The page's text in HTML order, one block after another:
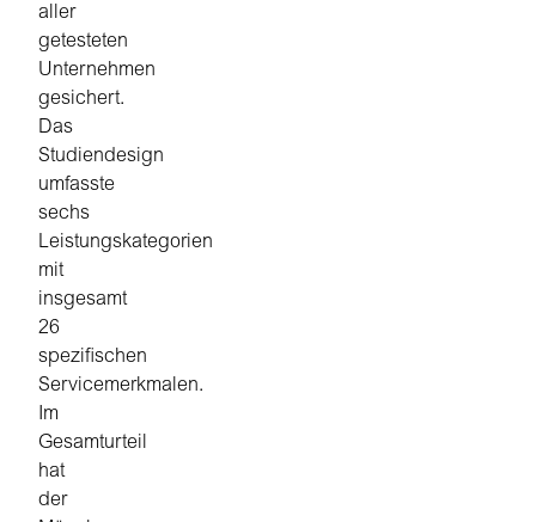
aller
getesteten
Unternehmen
gesichert.
Das
Studiendesign
umfasste
sechs
Leistungskategorien
mit
insgesamt
26
spezifischen
Servicemerkmalen.
Im
Gesamturteil
hat
der